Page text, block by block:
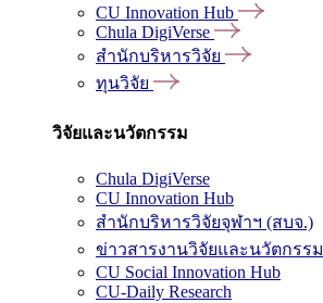
CU Innovation Hub
Chula DigiVerse
สำนักบริหารวิจัย
ทุนวิจัย
วิจัยและนวัตกรรม
Chula DigiVerse
CU Innovation Hub
สำนักบริหารวิจัยจุฬาฯ (สบจ.)
ข่าวสารงานวิจัยและนวัตกรรม
CU Social Innovation Hub
CU-Daily Research